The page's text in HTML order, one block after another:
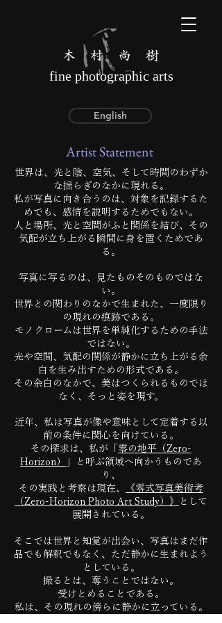
木 村 尚 樹
fine photographic arts
English
Artist Statement
世界は、光と陰、空気、そして時間のわずか
な揺らぎのなかに現れる。
私が写真に向き合うのは、対象を記録するた
めでも、感情を説明するためでもない。
人と場所、光と空間がふと関係を結び、その
気配が立ち上がる瞬間に身を置くためであ
る。
写真に写るのは、見たものそのものではな
い。
世界との関わりのなかで生まれた、一度限り
の現れの痕跡である。
モノクロームは世界を単純化するための手法
ではない。
光や空間、気配の関係が静かに立ち上がる余
白を生み出すための形式である。
その余白のなかで、美はつくられるものでは
なく、そっと姿を現す。
近年、私は写真が像や意味として定着する以
前の条件に関心を向けている。
その探求は、私が「 零の地平（Zero-
Horizon）
」と呼ぶ領域へ向かうものであ
り、
その実践と考察は現在、
《零式写真美術考
（Zero-Horizon Photo Art Study）》
として
展開されている。
そこでは世界と知覚が出会い、写真はまだ作
品でも解釈でもなく、ただ静かに生まれよう
としている。
撮るとは、奪うことではない。
受けとめることである。
私は、その現れの傍らに静かに立っている。